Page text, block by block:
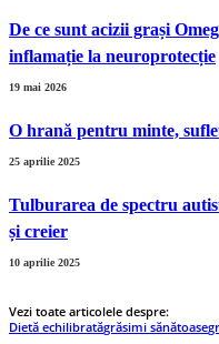
De ce sunt acizii grași
inflamație la neuroprotecție
19 mai 2026
O hrană pentru minte,
25 aprilie 2025
Tulburarea de spectru
și creier
10 aprilie 2025
Vezi toate articolele despre:
Dietă echilibratăgrăsimi sănătoase